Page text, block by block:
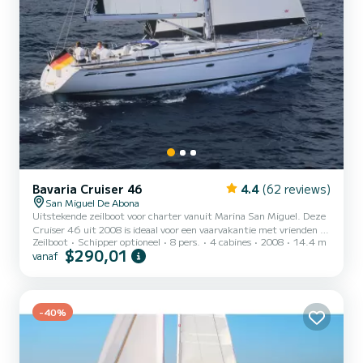
Bavaria Cruiser 46 4.4 (62 reviews)
San Miguel De Abona
Uitstekende zeilboot voor charter vanuit Marina San Miguel. Deze
Cruiser 46 uit 2008 is ideaal voor een vaarvakantie met vrienden of
familie. De zeilboot is 14 meter lang en heeft 55 PK. Met zijn 4
hutten is het schip geschikt voor maximaal 8 personen voor een
Boegschroef, TV, Buitenluidsprekers , Dekdo...
Zeilboot Schipper optioneel 8 pers. 4 cabines 2008 14.4 m
vanaf $290,01
-40%